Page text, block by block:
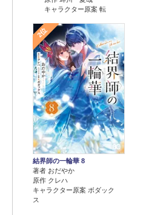
キャラクター原案 転
2位
結界師の一輪華 8
著者 おだやか
原作 クレハ
キャラクター原案 ボダック
ス